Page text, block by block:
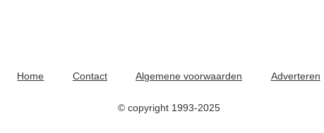
Home Contact Algemene voorwaarden Adverteren
© copyright 1993-2025